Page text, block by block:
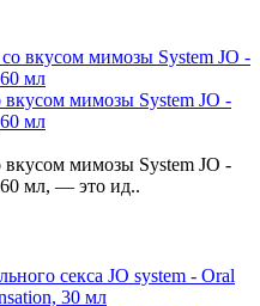
вкусом мимозы System JO -
мл
вкусом мимозы System JO -
мл, — это ид..